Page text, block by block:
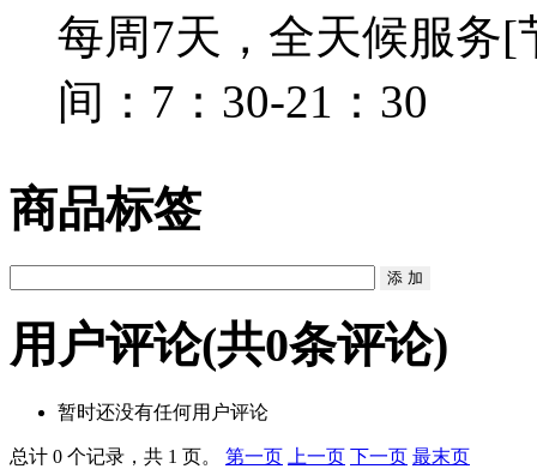
每周7天，全天候服务
间：7：30-21：30
商品标签
用户评论(共0条评论)
暂时还没有任何用户评论
总计 0 个记录，共 1 页。 第一页 上一页 下一页 最末页